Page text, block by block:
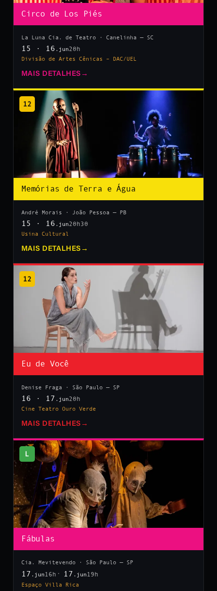
Circo de Los Piés
La Luna Cia. de Teatro · Canelinha — SC
15 · 16 .jun20h
Divisão de Artes Cênicas – DAC/UEL
MAIS DETALHES →
12
Memórias de Terra e Água
André Morais · João Pessoa — PB
15 · 16 .jun20h30
Usina Cultural
MAIS DETALHES →
12
Eu de Você
Denise Fraga · São Paulo — SP
16 · 17 .jun20h
Cine Teatro Ouro Verde
MAIS DETALHES →
L
Fábulas
Cia. Mevitevendo · São Paulo — SP
17 .jun 16h 17 .jun 19h
Espaço Villa Rica